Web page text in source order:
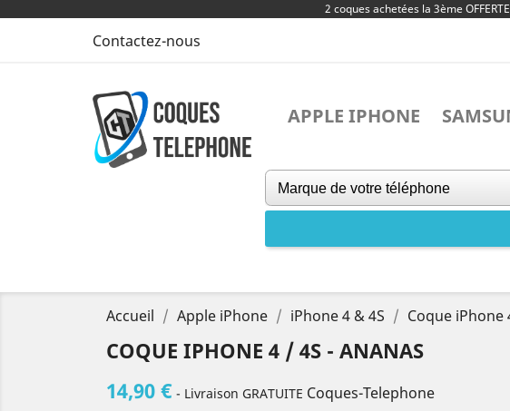
2 coques achetées la 3ème
Contactez-nous
APPLE IPHONE
Accueil Apple iPhone iPhone 4 & 4S Coque iPhone
COQUE IPHONE 4 / 4S - ANANAS
14,90 € - Livraison GRATUITE Coques-Telephone